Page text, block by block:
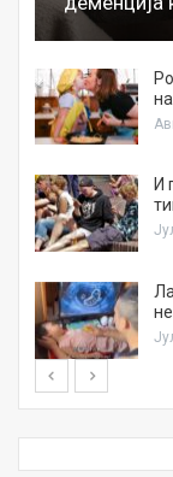
И